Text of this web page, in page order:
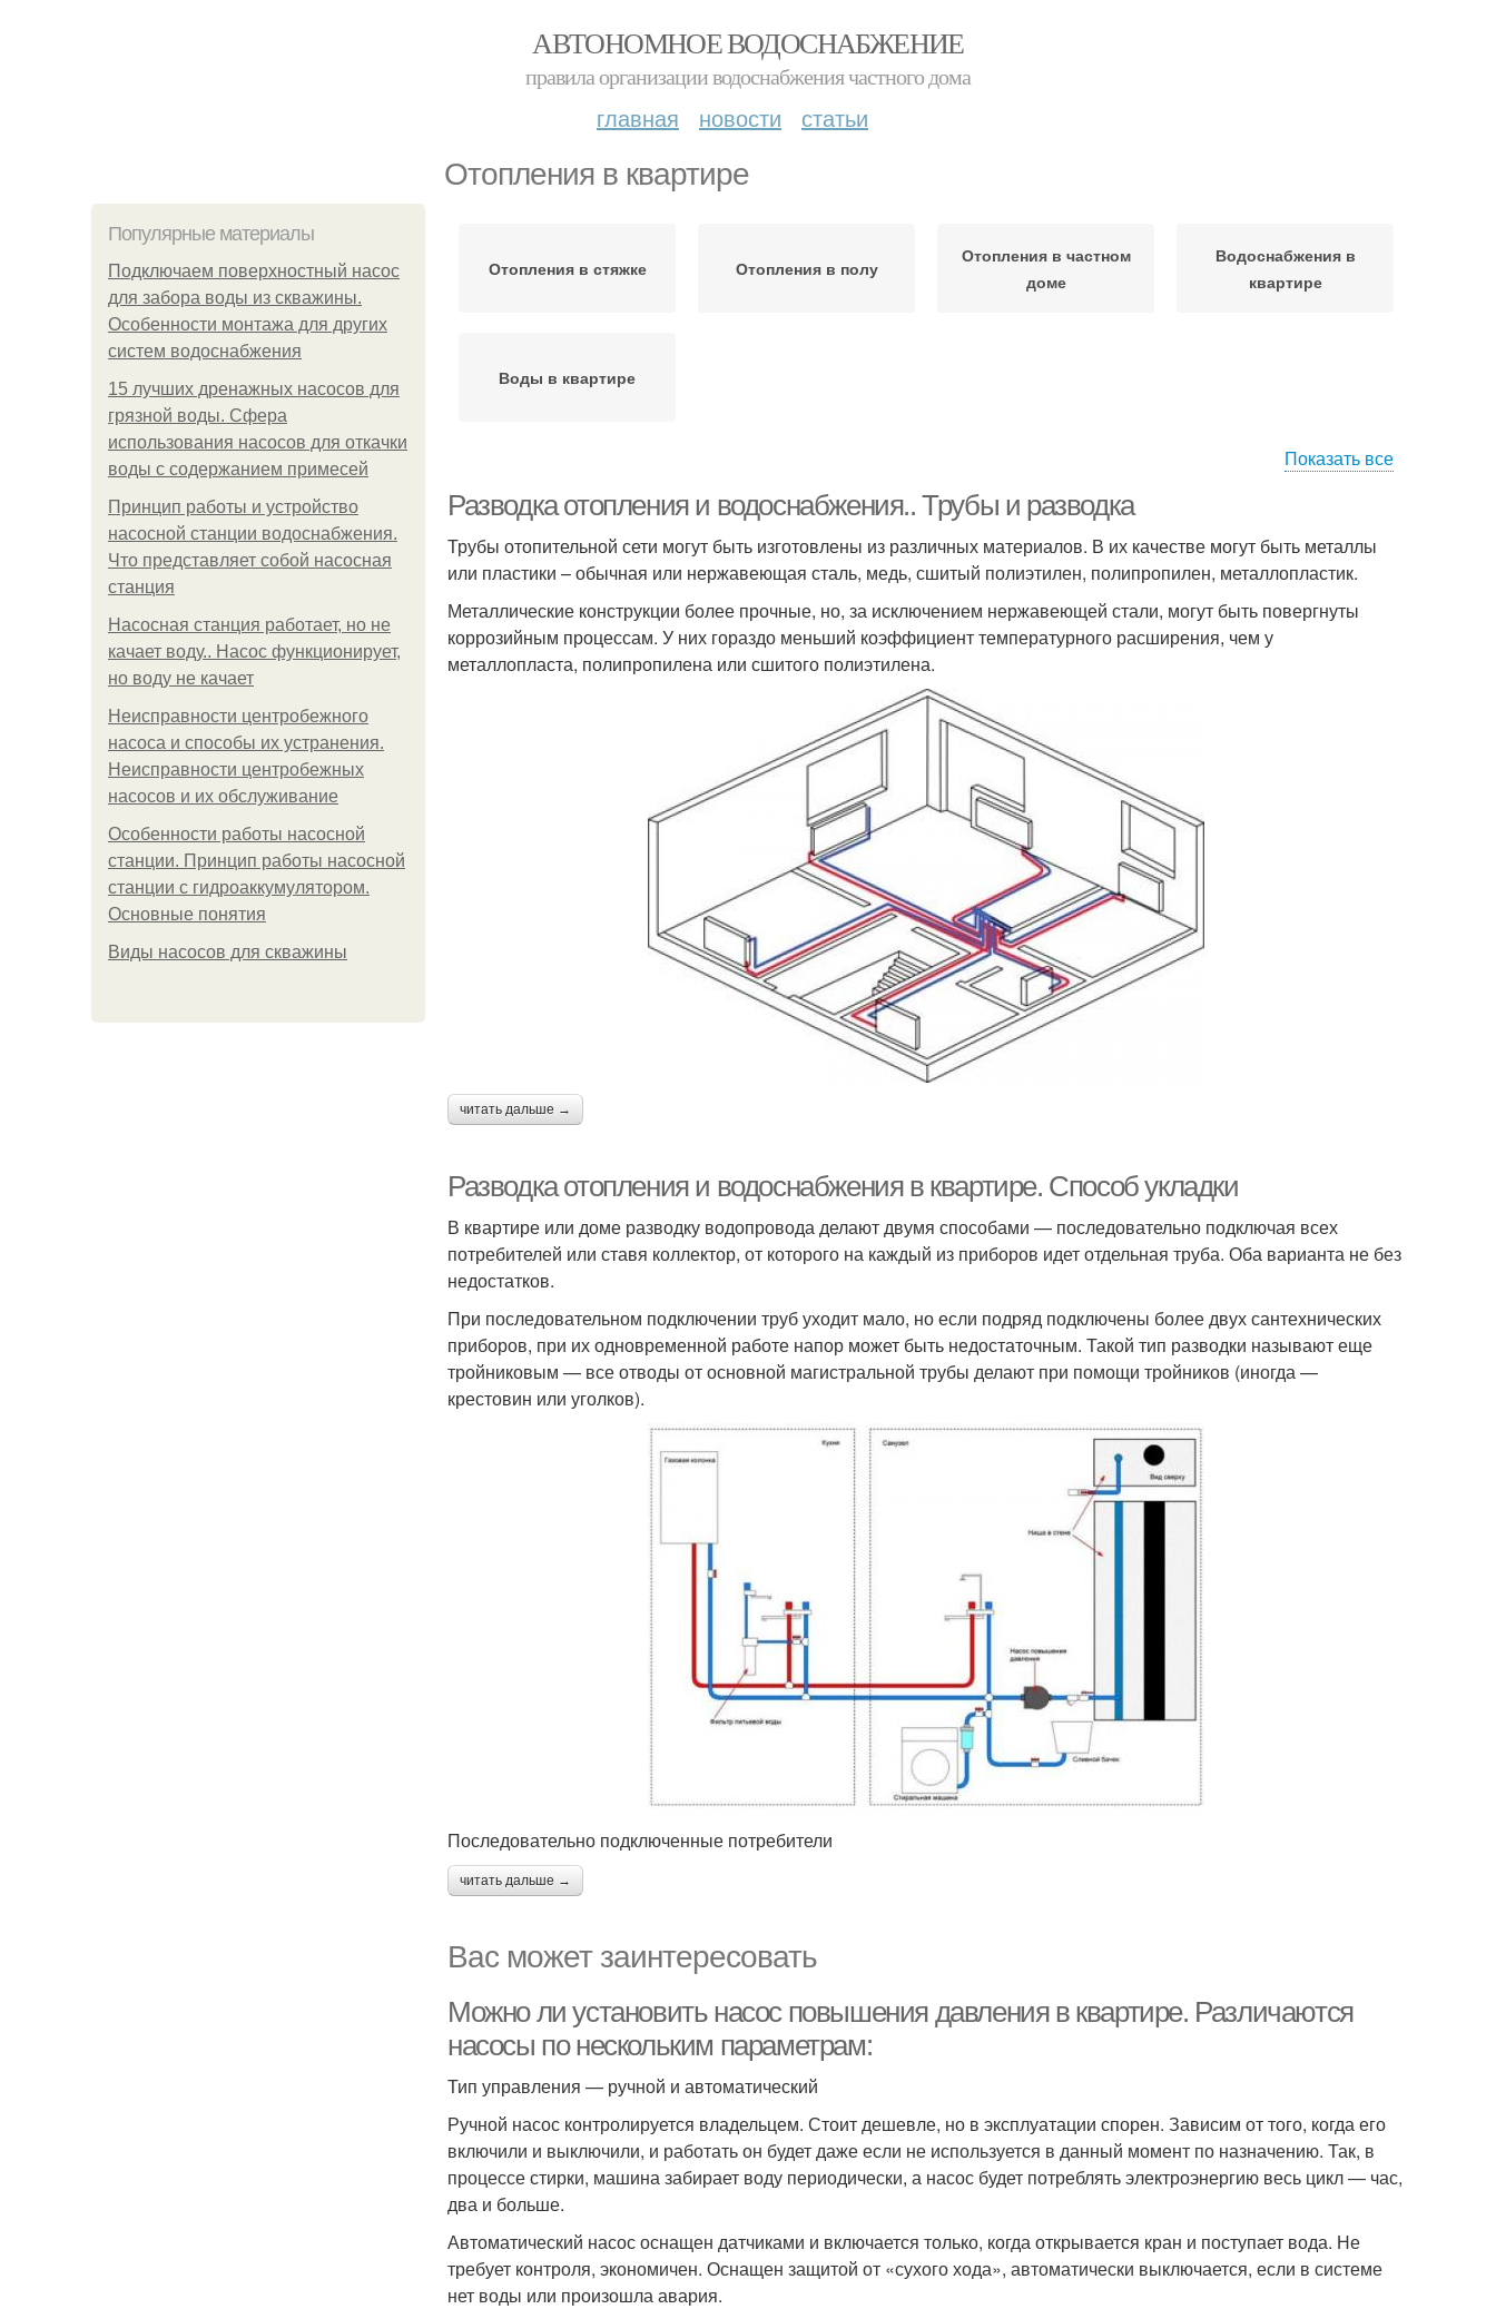
АВТОНОМНОЕ ВОДОСНАБЖЕНИЕ
правила организации водоснабжения частного дома
главная новости статьи
Отопления в квартире
Популярные материалы
Подключаем поверхностный насос
для забора воды из скважины.
Особенности монтажа для других
систем водоснабжения
15 лучших дренажных насосов для
грязной воды. Сфера
использования насосов для откачки
воды с содержанием примесей
Принцип работы и устройство
насосной станции водоснабжения.
Что представляет собой насосная
станция
Насосная станция работает, но не
качает воду.. Насос функционирует,
но воду не качает
Неисправности центробежного
насоса и способы их устранения.
Неисправности центробежных
насосов и их обслуживание
Особенности работы насосной
станции. Принцип работы насосной
станции с гидроаккумулятором.
Основные понятия
Виды насосов для скважины
Отопления в стяжке Отопления в полу
Отопления в частном
доме
Водоснабжения в
квартире
Воды в квартире
Показать все
Разводка отопления и водоснабжения.. Трубы и разводка
Трубы отопительной сети могут быть изготовлены из различных материалов. В их качестве могут быть металлы
или пластики – обычная или нержавеющая сталь, медь, сшитый полиэтилен, полипропилен, металлопластик.
Металлические конструкции более прочные, но, за исключением нержавеющей стали, могут быть повергнуты
коррозийным процессам. У них гораздо меньший коэффициент температурного расширения, чем у
металлопласта, полипропилена или сшитого полиэтилена.
читать дальше →
Разводка отопления и водоснабжения в квартире. Способ укладки
В квартире или доме разводку водопровода делают двумя способами — последовательно подключая всех
потребителей или ставя коллектор, от которого на каждый из приборов идет отдельная труба. Оба варианта не без
недостатков.
При последовательном подключении труб уходит мало, но если подряд подключены более двух сантехнических
приборов, при их одновременной работе напор может быть недостаточным. Такой тип разводки называют еще
тройниковым — все отводы от основной магистральной трубы делают при помощи тройников (иногда —
крестовин или уголков).
Последовательно подключенные потребители
читать дальше →
Вас может заинтересовать
Можно ли установить насос повышения давления в квартире. Различаются
насосы по нескольким параметрам:
Тип управления — ручной и автоматический
Ручной насос контролируется владельцем. Стоит дешевле, но в эксплуатации спорен. Зависим от того, когда его
включили и выключили, и работать он будет даже если не используется в данный момент по назначению. Так, в
процессе стирки, машина забирает воду периодически, а насос будет потреблять электроэнергию весь цикл — час,
два и больше.
Автоматический насос оснащен датчиками и включается только, когда открывается кран и поступает вода. Не
требует контроля, экономичен. Оснащен защитой от «сухого хода», автоматически выключается, если в системе
нет воды или произошла авария.